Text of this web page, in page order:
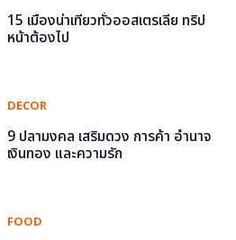
15 เมืองน่าเที่ยวทั่วออสเตรเลีย ทริป
หน้าต้องไป
DECOR
9 ปลามงคล เสริมดวง การค้า อำนาจ
เงินทอง และความรัก
FOOD